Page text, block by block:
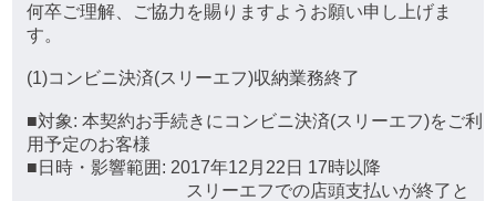
何卒ご理解、ご協力を賜りますようお願い申し上げま
す。
(1)コンビニ決済(スリーエフ)収納業務終了
■対象: 本契約お手続きにコンビニ決済(スリーエフ)をご利
用予定のお客様
■日時・影響範囲: 2017年12月22日 17時以降
スリーエフでの店頭支払いが終了と